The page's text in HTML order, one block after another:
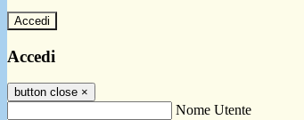
Accedi
Accedi
button close ×
Nome Utente